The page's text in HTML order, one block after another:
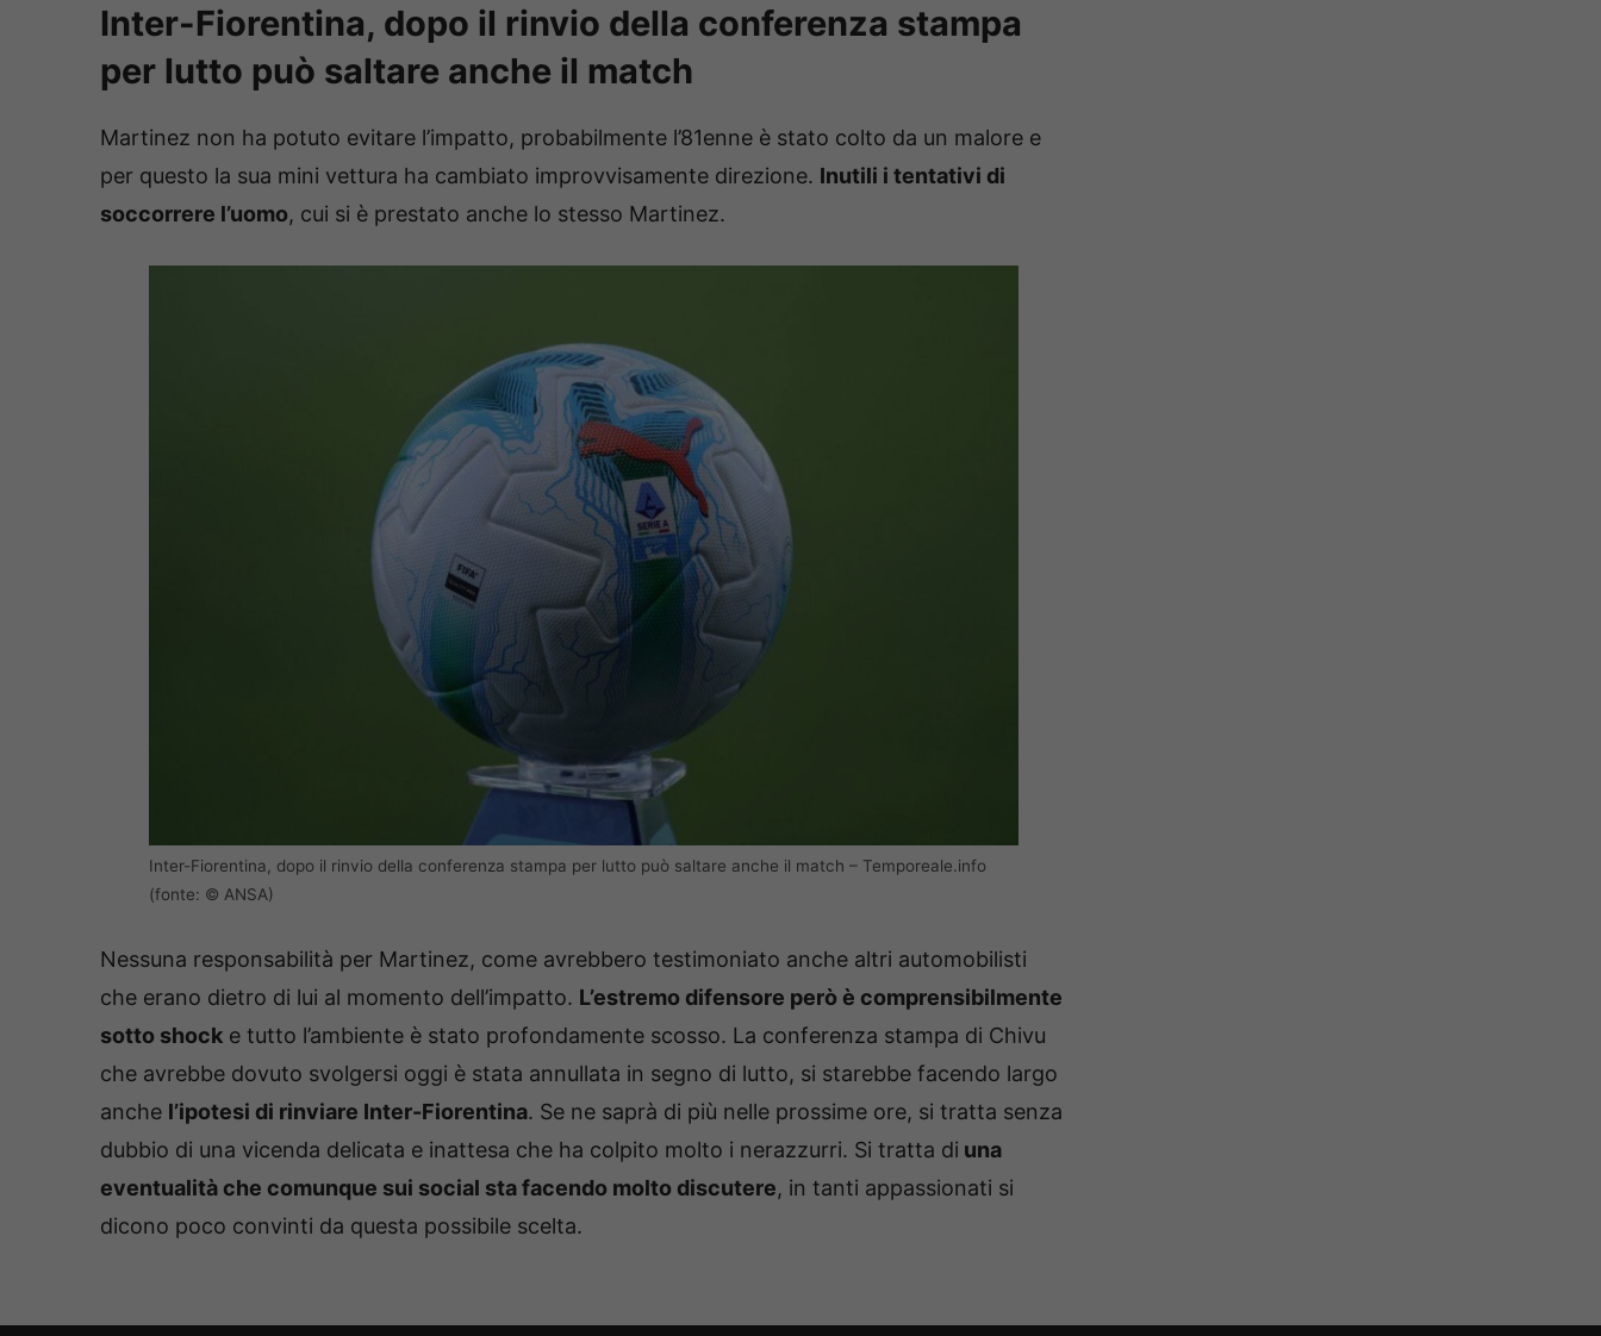
Inter-Fiorentina, dopo il rinvio della conferenza stampa
per lutto può saltare anche il match
Martinez non ha potuto evitare l’impatto, probabilmente l’81enne è stato colto da un malore e
per questo la sua mini vettura ha cambiato improvvisamente direzione. Inutili i tentativi di
soccorrere l’uomo, cui si è prestato anche lo stesso Martinez.
Inter-Fiorentina, dopo il rinvio della conferenza stampa per lutto può saltare anche il match – Temporeale.info
(fonte: © ANSA)
Nessuna responsabilità per Martinez, come avrebbero testimoniato anche altri automobilisti
che erano dietro di lui al momento dell’impatto. L’estremo difensore però è comprensibilmente
sotto shock e tutto l’ambiente è stato profondamente scosso. La conferenza stampa di Chivu
che avrebbe dovuto svolgersi oggi è stata annullata in segno di lutto, si starebbe facendo largo
anche l’ipotesi di rinviare Inter-Fiorentina. Se ne saprà di più nelle prossime ore, si tratta senza
dubbio di una vicenda delicata e inattesa che ha colpito molto i nerazzurri. Si tratta di una
eventualità che comunque sui social sta facendo molto discutere, in tanti appassionati si
dicono poco convinti da questa possibile scelta.